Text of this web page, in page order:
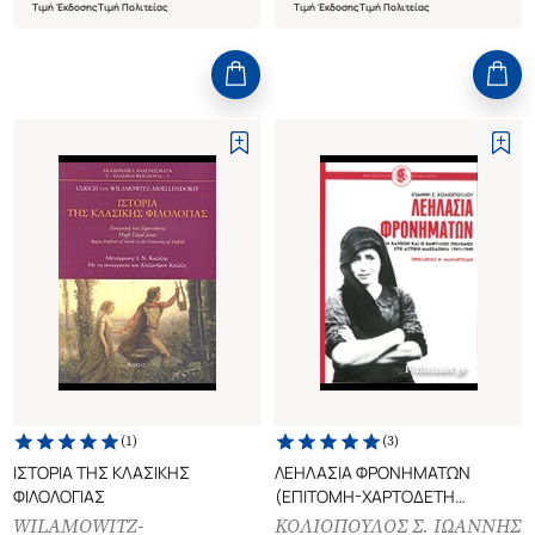
Τιμή ΈκδοσηςΤιμή Πολιτείας Τιμή ΈκδοσηςΤιμή Πολιτείας
(1)
ΙΣΤΟΡΙΑ ΤΗΣ ΚΛΑΣΙΚΗΣ
ΦΙΛΟΛΟΓΙΑΣ
WILAMOWITZ-
(3)
ΛΕΗΛΑΣΙΑ ΦΡΟΝΗΜΑΤΩΝ
(ΕΠΙΤΟΜΗ-ΧΑΡΤΟΔΕΤΗ
ΕΚΔΟΣΗ)
ΚΟΛΙΟΠΟΥΛΟΣ Σ. ΙΩΑΝΝΗΣ